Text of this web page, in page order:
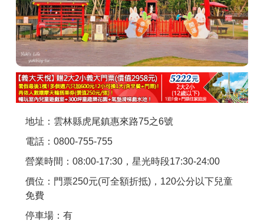
聯絡我們
APP下載
地址：雲林縣虎尾鎮惠來路75之6號
電話：0800-755-755
營業時間：08:00-17:30，星光時段17:30-24:00
價位：門票250元(可全額折抵)，120公分以下兒童
免費
停車場：有